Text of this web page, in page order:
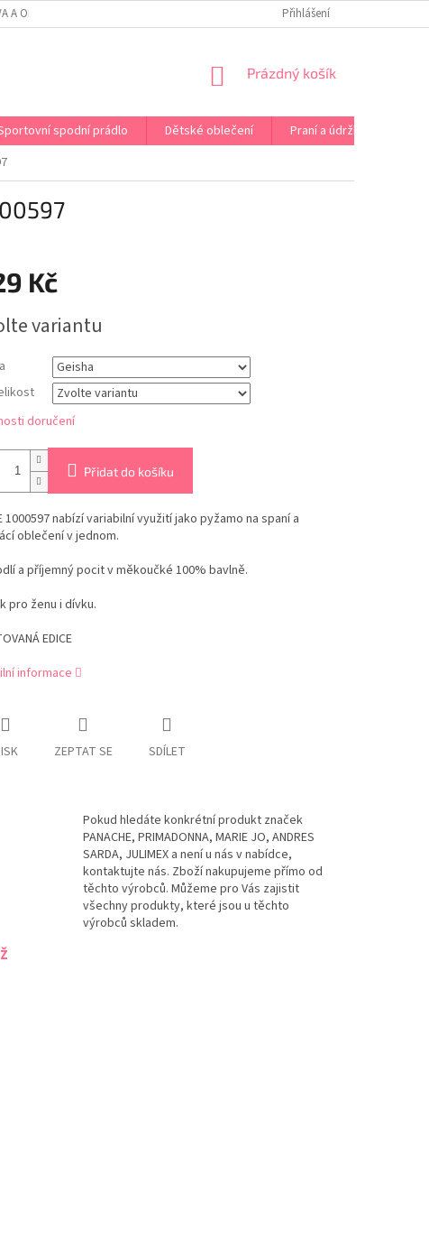
A OPRAVA PRÁDLA NA MÍRU DOPRAVA A PLATBA ČR A EU
Přihlášení
NÁKUPNÍ
Prázdný košík
spodní prádlo Dětské oblečení Praní a údržba
Kč
variantu
doručení
Přidat do košíku
1000597 nabízí variabilní využití jako pyžamo na spaní a
oblečení v jednom.
a příjemný pocit v měkoučké 100% bavlně.
pro ženu i dívku.
EDICE
informace
ZEPTAT SE SDÍLET
Pokud hledáte konkrétní produkt značek
PANACHE, PRIMADONNA, MARIE JO, ANDRES
SARDA, JULIMEX a není u nás v nabídce,
kontaktujte nás. Zboží nakupujeme přímo od
těchto výrobců. Můžeme pro Vás zajistit
všechny produkty, které jsou u těchto
výrobců skladem.